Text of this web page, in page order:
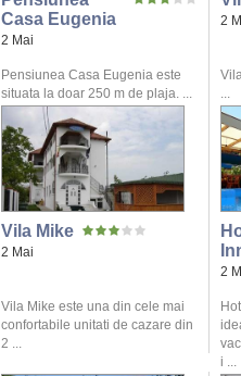
Casa Eugenia
2 Mai
Pensiunea Casa Eugenia este
situata la doar 250 m de plaja. ...
2
...
Vila Mike
2 Mai
Vila Mike este una din cele mai
confortabile unitati de cazare din
2 ...
2
i ...